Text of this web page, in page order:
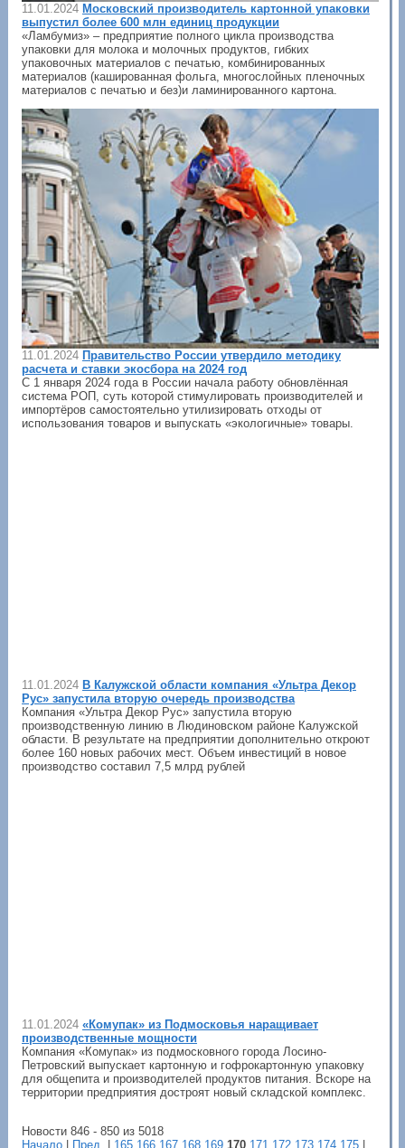
11.01.2024 Московский производитель картонной упаковки
выпустил более 600 млн единиц продукции
«Ламбумиз» – предприятие полного цикла производства
упаковки для молока и молочных продуктов, гибких
упаковочных материалов с печатью, комбинированных
материалов (кашированная фольга, многослойных пленочных
материалов с печатью и без)и ламинированного картона.
11.01.2024 Правительство России утвердило методику
расчета и ставки экосбора на 2024 год
С 1 января 2024 года в России начала работу обновлённая
система РОП, суть которой стимулировать производителей и
импортёров самостоятельно утилизировать отходы от
использования товаров и выпускать «экологичные» товары.
11.01.2024 В Калужской области компания «Ультра Декор
Рус» запустила вторую очередь производства
Компания «Ультра Декор Рус» запустила вторую
производственную линию в Людиновском районе Калужской
области. В результате на предприятии дополнительно откроют
более 160 новых рабочих мест. Объем инвестиций в новое
производство составил 7,5 млрд рублей
11.01.2024 «Комупак» из Подмосковья наращивает
производственные мощности
Компания «Комупак» из подмосковного города Лосино-
Петровский выпускает картонную и гофрокартонную упаковку
для общепита и производителей продуктов питания. Вскоре на
территории предприятия достроят новый складской комплекс.
Новости 846 - 850 из 5018
Начало | Пред. | 165 166 167 168 169 170 171 172 173 174 175 |